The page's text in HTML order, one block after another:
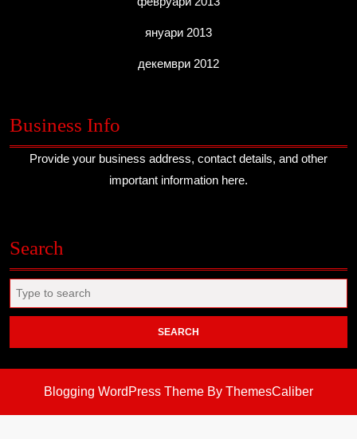
януари 2013
декември 2012
Business Info
Provide your business address, contact details, and other
important information here.
Search
for:
Blogging WordPress Theme By ThemesCaliber